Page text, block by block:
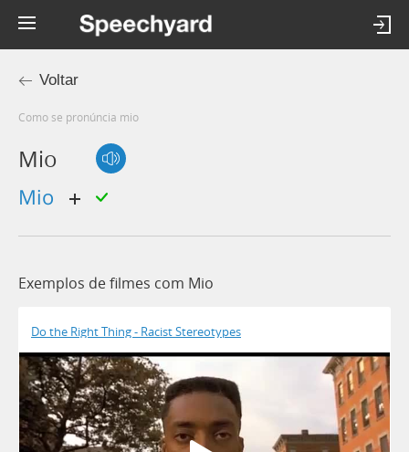
Voltar
Como se pronúncia mio
Mio
mio
Exemplos de filmes com Mio
Do the Right Thing - Racist Stereotypes